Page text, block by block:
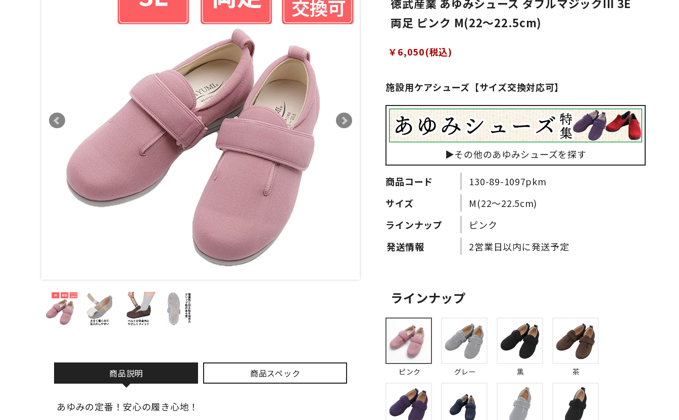
商品説明 商品スペック
あゆみの定番！安心の履き心地！
施設用ケアシューズ【サイズ交換対応可】
徳武産業 あゆみシューズ ダブルマジックIII 3E
両足 ピンク M(22～22.5cm)
￥6,050(税込)
商品コード
130-89-1097pkm
サイズ
M(22～22.5cm)
ラインナップ
ピンク
2営業日以内に発送予定
ラインナップ
ピンク グレー 黒 茶
▶その他のあゆみシューズを探す